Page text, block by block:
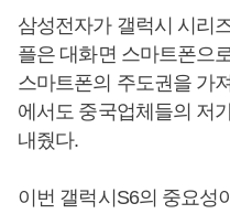
삼성전자가 갤럭시 시리
플은 대화면 스마트폰으
스마트폰의 주도권을 가
에서도 중국업체들의 저
내줬다.
이번 갤럭시S6의 중요성